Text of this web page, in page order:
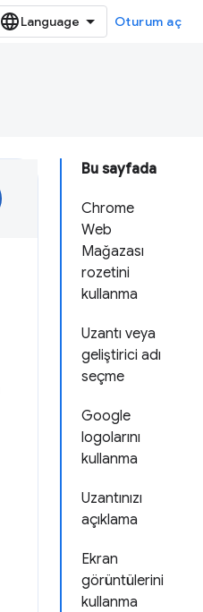
Oturum aç
Bu sayfada
Chrome
Web
Mağazası
rozetini
kullanma
Uzantı veya
geliştirici adı
seçme
Google
logolarını
kullanma
Uzantınızı
açıklama
Ekran
görüntülerini
kullanma